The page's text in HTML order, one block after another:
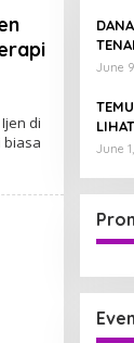
di
biasa
June
LIHAT
June